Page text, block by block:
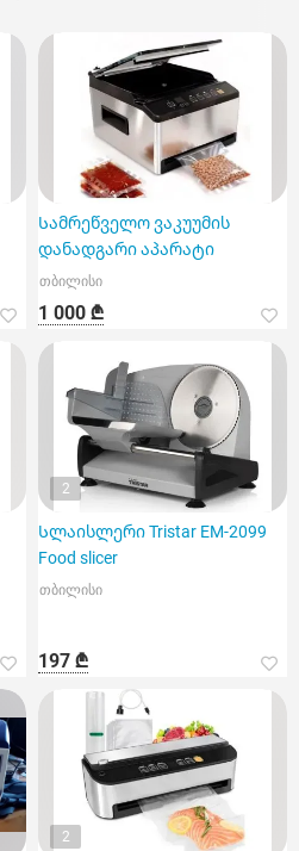
Სამრეწველო ვაკუუმის
დანადგარი აპარატი
თბილისი
1 000 ₾
2
Სლაისლერი Tristar EM-2099
Food slicer
თბილისი
197 ₾
2